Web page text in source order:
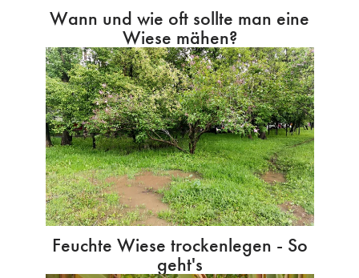
Wann und wie oft sollte man eine
Wiese mähen?
Feuchte Wiese trockenlegen - So
geht's